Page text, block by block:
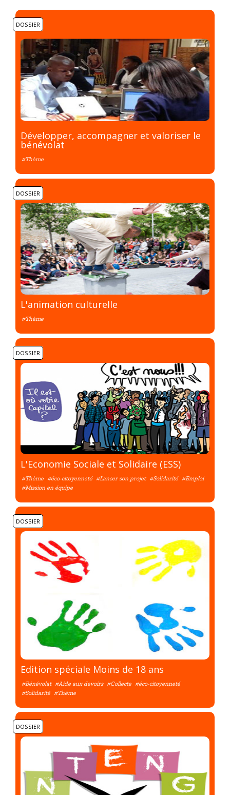
DOSSIER
Développer, accompagner et valoriser le
bénévolat
#Thème
DOSSIER
L'animation culturelle
#Thème
DOSSIER
L'Economie Sociale et Solidaire (ESS)
#Thème #éco-citoyenneté #Lancer son projet #Solidarité #Emploi
#Mission en équipe
DOSSIER
Edition spéciale Moins de 18 ans
#Bénévolat #Aide aux devoirs #Collecte #éco-citoyenneté
#Solidarité #Thème
DOSSIER